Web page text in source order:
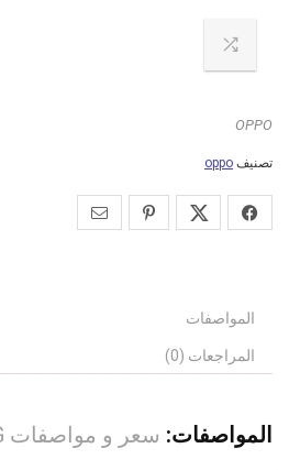
OPPO
تصنيف oppo
المواصفات
المراجعات (0)
المواصفات: سعر و مواصفات Oppo Reno 7 5G